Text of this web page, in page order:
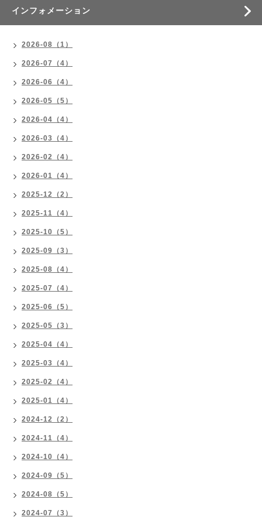
インフォメーション
2026-08（1）
2026-07（4）
2026-06（4）
2026-05（5）
2026-04（4）
2026-03（4）
2026-02（4）
2026-01（4）
2025-12（2）
2025-11（4）
2025-10（5）
2025-09（3）
2025-08（4）
2025-07（4）
2025-06（5）
2025-05（3）
2025-04（4）
2025-03（4）
2025-02（4）
2025-01（4）
2024-12（2）
2024-11（4）
2024-10（4）
2024-09（5）
2024-08（5）
2024-07（3）